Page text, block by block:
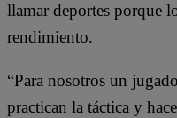
llamar deportes porque
rendimiento.
“Para nosotros un
practican la táctica y